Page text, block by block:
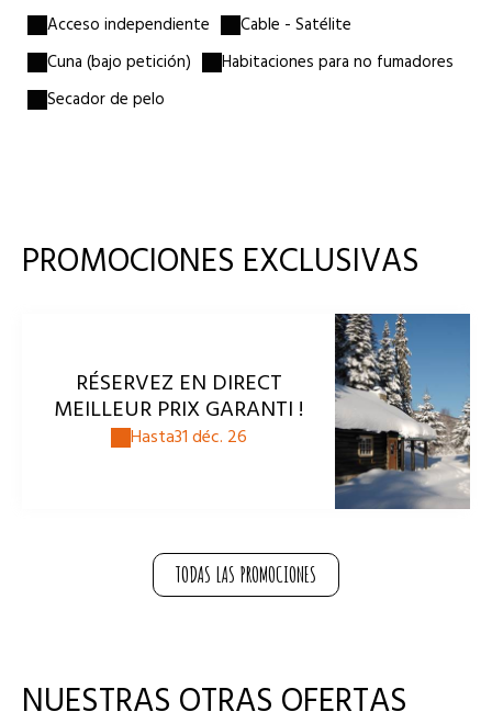
📶Wifi gratuito
🌡
🛁Ropa de cama & toallas
Productos de baño incluidos
Acceso independiente
Cable - Satélite
Cuna (bajo petición)
Habitaciones para no fumadores
Secador de pelo
PROMOCIONES EXCLUSIVAS
RÉSERVEZ EN DIRECT
MEILLEUR PRIX GARANTI !
Hasta31 déc. 26
TODAS LAS PROMOCIONES